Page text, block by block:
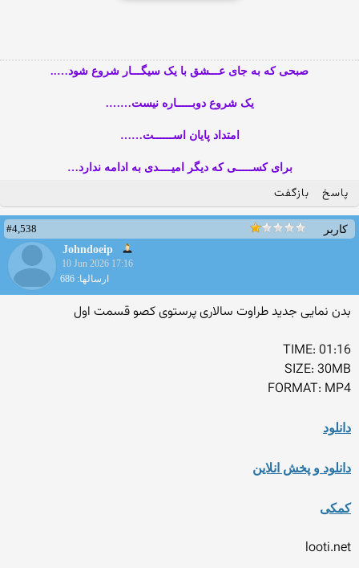
صبحی که به جای عـــشق با یک سیگـــار شروع شود…..
یک شروع دوبـــــاره نیست…….
امتداد پایان اســــــت……
برای کســـــی که دیگر امیــــدی به ادامه ندارد…
پاسخ بازگفت
کاربر
#4,538
Johndoeip
10 Jun 2026 17:16
ارسالها: 686
بدن نمایی جدید طراوت سالاری پرستوی کصو قسمت اول
TIME: 01:16
SIZE: 30MB
FORMAT: MP4
دانلود
دانلود و پخش انلاین
کمکی
looti.net